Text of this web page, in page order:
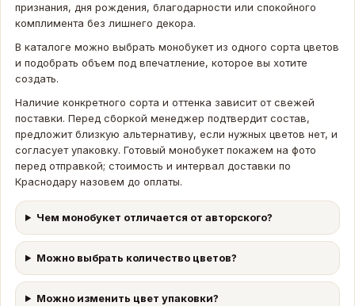
признания, дня рождения, благодарности или спокойного
комплимента без лишнего декора.
В каталоге можно выбрать монобукет из одного сорта цветов
и подобрать объем под впечатление, которое вы хотите
создать.
Наличие конкретного сорта и оттенка зависит от свежей
поставки. Перед сборкой менеджер подтвердит состав,
предложит близкую альтернативу, если нужных цветов нет, и
согласует упаковку. Готовый монобукет покажем на фото
перед отправкой; стоимость и интервал доставки по
Краснодару назовем до оплаты.
Чем монобукет отличается от авторского?
Можно выбрать количество цветов?
Можно изменить цвет упаковки?